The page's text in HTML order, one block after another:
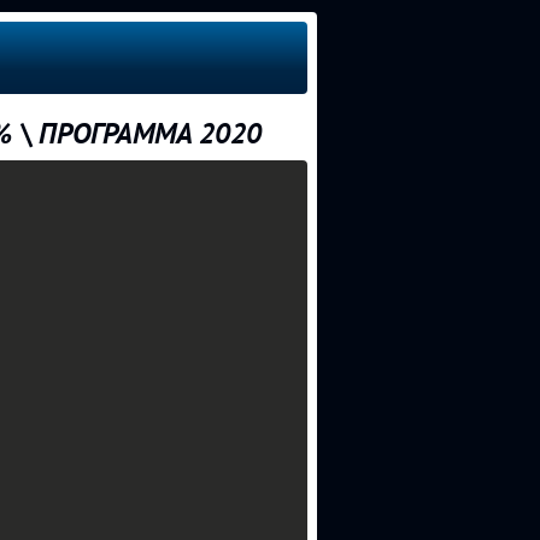
\ ПРОГРАММА 2020